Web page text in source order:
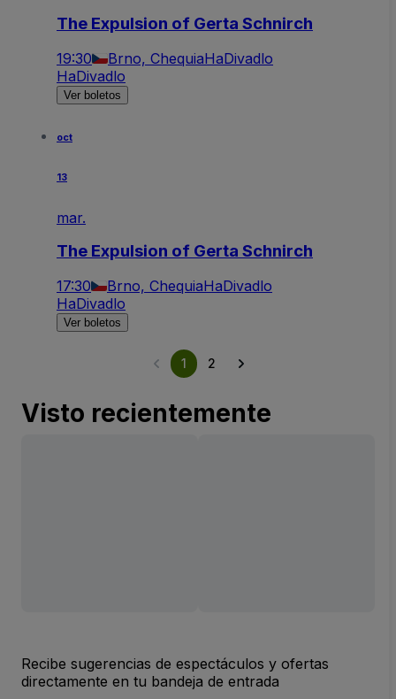
The Expulsion of Gerta Schnirch
19:30 Brno, ChequiaHaDivadlo
HaDivadlo
Ver boletos
oct
13
mar.
The Expulsion of Gerta Schnirch
17:30 Brno, ChequiaHaDivadlo
HaDivadlo
Ver boletos
1 2
Visto recientemente
Recibe sugerencias de espectáculos y ofertas
directamente en tu bandeja de entrada